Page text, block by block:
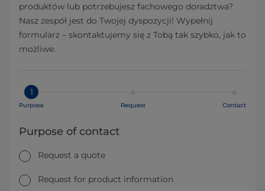
produktów lub potrzebujesz fachowego doradztwa?
Nasz zespół jest do Twojej dyspozycji! Wypełnij
formularz – skontaktujemy się z Tobą tak szybko, jak to
możliwe.
1
Purpose Request Contact
Purpose of contact
Request a quote
Request for product information